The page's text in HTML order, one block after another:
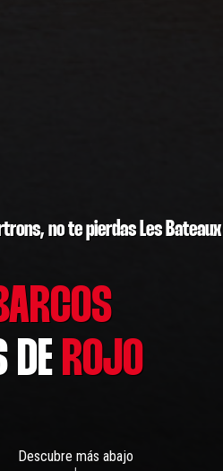
no te pierdas Les Bateaux
DE ROJO
Descubre más abajo